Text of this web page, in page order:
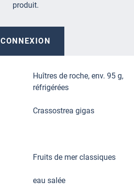
produit.
CONNEXION
Huîtres de roche, env. 95 g,
réfrigérées
Crassostrea gigas
Fruits de mer classiques
eau salée